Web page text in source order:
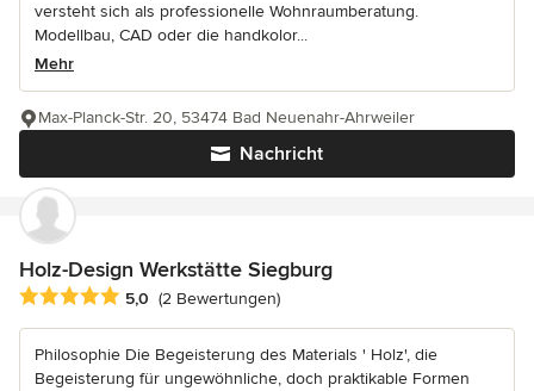
versteht sich als professionelle Wohnraumberatung.
Modellbau, CAD oder die handkolor...
Mehr
Nachricht
Max-Planck-Str. 20, 53474 Bad Neuenahr-Ahrweiler
Holz-Design Werkstätte Siegburg
Durchschnittliche Bewertung: 5 von 5 Sternen
5,0 (2 Bewertungen)
Philosophie Die Begeisterung des Materials ' Holz', die
Begeisterung für ungewöhnliche, doch praktikable Formen